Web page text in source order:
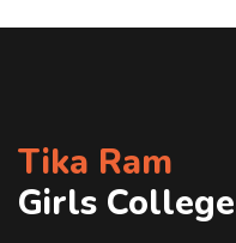
Tika Ram
Girls College